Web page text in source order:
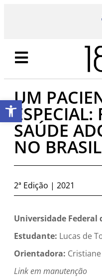
Abrir a barra de ferramentas
UM
ESPECIAL:
SAÚDE
NO BRASIL
2ª Edição | 2021
Universidade Federal
Estudante: Lucas de
Orientadora:
Link em manutenção